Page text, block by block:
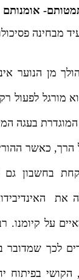
אומנותם
מן הנוער
מורגל לפעול
בעגה
הרך, כאשר
לקחת בחשבון
את
על
לכך
בפיתוח